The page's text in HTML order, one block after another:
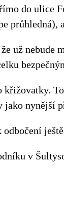
do ulice
průhledná),
už nebude
jako nynější
v